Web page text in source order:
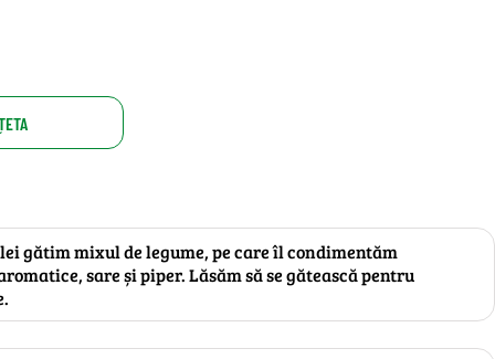
gătim mixul de legume, pe care îl condimentăm
sare și piper. Lăsăm să se gătească pentru